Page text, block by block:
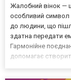
Жалобний вінок —
особливий символ
до людини, що
здатна передати
Гармонійне
допомагає